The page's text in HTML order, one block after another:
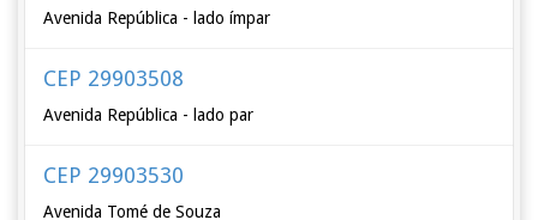
Avenida República - lado ímpar
CEP 29903508
Avenida República - lado par
CEP 29903530
Avenida Tomé de Souza